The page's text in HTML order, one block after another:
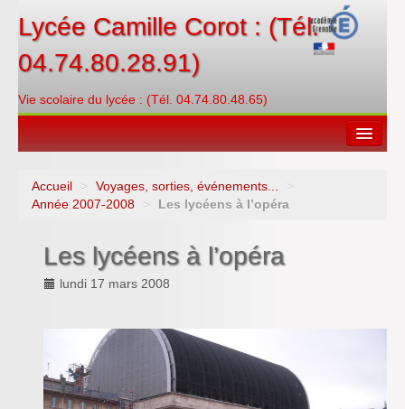
Lycée Camille Corot : (Tél.
04.74.80.28.91)
Vie scolaire du lycée : (Tél. 04.74.80.48.65)
Espace restauration
Contacter
Créditer/Réserver
ENT
Accueil > Voyages, sorties, événements...
>
Année 2007-2008
> Les lycéens à l’opéra
Les lycéens à l’opéra
lundi 17 mars 2008